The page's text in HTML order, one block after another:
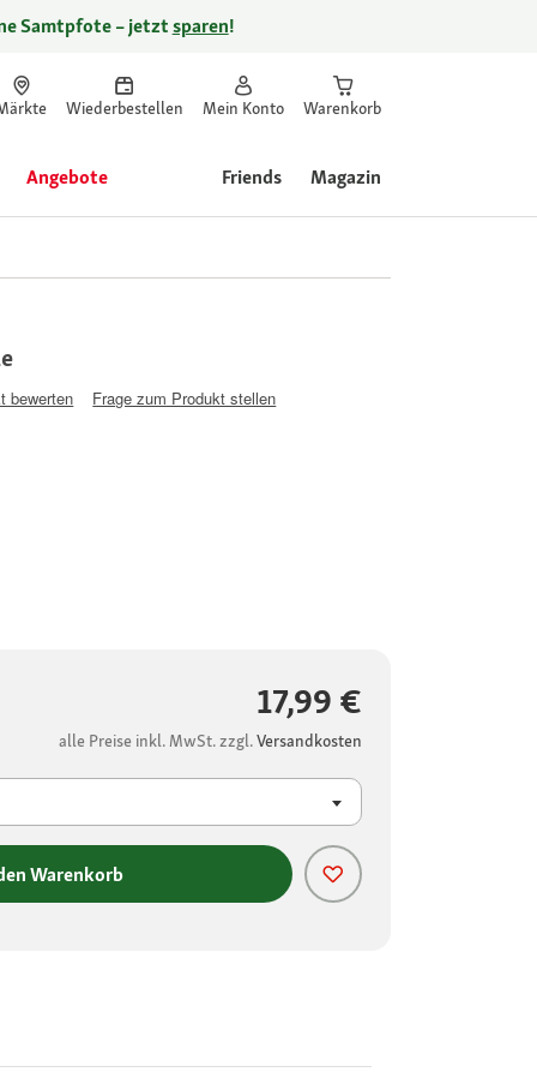
Samtpfote – jetztsparen!
Wiederbestellen Mein Konto Warenkorb
Angebote Friends Magazin
bewerten Frage zum Produkt stellen
17,99 €
alle Preise inkl. MwSt. zzgl.Versandkosten
Warenkorb